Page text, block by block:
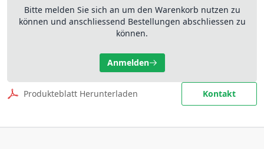
Bitte melden Sie sich an um den Warenkorb nutzen zu
können und anschliessend Bestellungen abschliessen zu
können.
Anmelden
Produkteblatt Herunterladen Kontakt